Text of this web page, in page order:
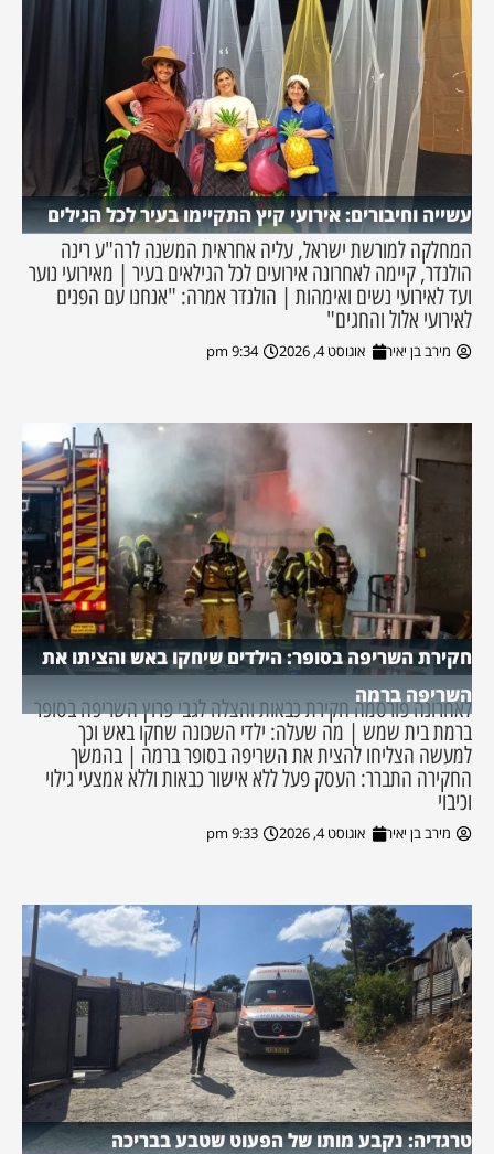
עשייה וחיבורים: אירועי קיץ התקיימו בעיר לכל הגילים
המחלקה למורשת ישראל, עליה אחראית המשנה לרה"ע רינה
הולנדר, קיימה לאחרונה אירועים לכל הגילאים בעיר | מאירועי נוער
ועד לאירועי נשים ואימהות | הולנדר אמרה: "אנחנו עם הפנים
לאירועי אלול והחגים"
מירב בן יאיר אוגוסט 4, 2026 9:34 pm
חקירת השריפה בסופר: הילדים שיחקו באש והציתו את
השריפה ברמה
לאחרונה פורסמה חקירת כבאות והצלה לגבי פרוץ השריפה בסופר
ברמת בית שמש | מה שעלה: ילדי השכונה שחקו באש וכך
למעשה הצליחו להצית את השריפה בסופר ברמה | בהמשך
החקירה התברר: העסק פעל ללא אישור כבאות וללא אמצעי גילוי
וכיבוי
מירב בן יאיר אוגוסט 4, 2026 9:33 pm
טרגדיה: נקבע מותו של הפעוט שטבע בבריכה